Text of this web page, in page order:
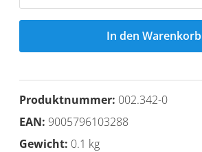
In den Warenkorb
Produktnummer: 002.342-0
EAN: 9005796103288
Gewicht: 0.1 kg